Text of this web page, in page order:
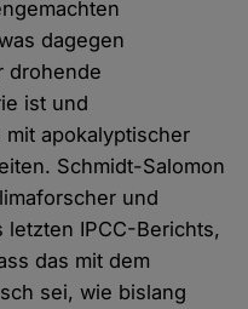
dagegen
drohende
ist und
apokalyptischer
Schmidt-Salomon
und
IPCC-Berichts,
das mit dem
sei, wie bislang